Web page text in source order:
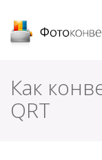
Как
QRT